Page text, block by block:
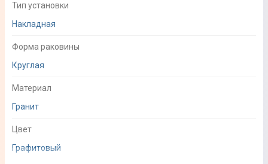
Тип установки
Накладная
Форма раковины
Круглая
Материал
Гранит
Цвет
Графитовый